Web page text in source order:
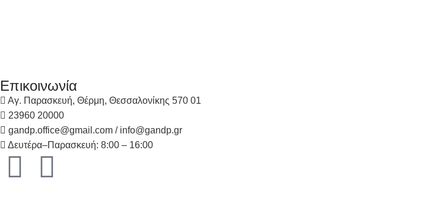
Επικοινωνία
Αγ. Παρασκευή, Θέρμη, Θεσσαλονίκης 570 01
23960 20000
gandp.office@gmail.com / info@gandp.gr
Δευτέρα–Παρασκευή: 8:00 – 16:00